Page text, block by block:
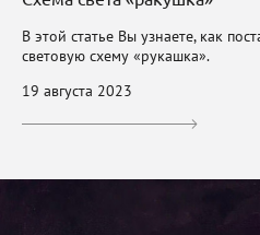
В этой статье Вы узнаете, как
световую схему «рукашка».
19 августа 2023